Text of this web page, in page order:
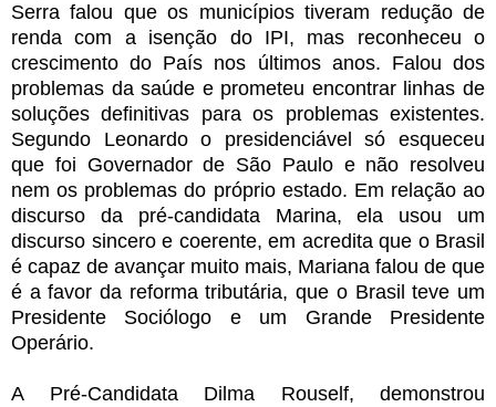
Serra falou que os municípios tiveram redução de
renda com a isenção do IPI, mas reconheceu o
crescimento do País nos últimos anos. Falou dos
problemas da saúde e prometeu encontrar linhas de
soluções definitivas para os problemas existentes.
Segundo Leonardo o presidenciável só esqueceu
que foi Governador de São Paulo e não resolveu
nem os problemas do próprio estado. Em relação ao
discurso da pré-candidata Marina, ela usou um
discurso sincero e coerente, em acredita que o Brasil
é capaz de avançar muito mais, Mariana falou de que
é a favor da reforma tributária, que o Brasil teve um
Presidente Sociólogo e um Grande Presidente
Operário.
A Pré-Candidata Dilma Rouself, demonstrou